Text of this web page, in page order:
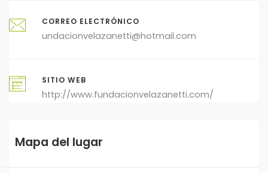
CORREO ELECTRÓNICO
undacionvelazanetti@hotmail.com
SITIO WEB
http://www.fundacionvelazanetti.com/
Mapa del lugar